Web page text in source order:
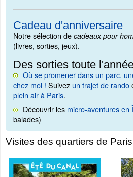
Cadeau d'anniversaire
Notre sélection de cadeaux pour
(livres, sorties, jeux).
Des sorties toute
Où se promener dans un parc,
chez moi ! Suivez un trajet de rando
plein air à Paris.
Découvrir les micro-aventures en
balades)
Visites des quartiers de Paris